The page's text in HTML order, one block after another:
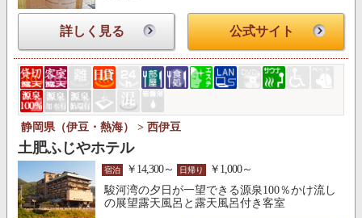
詳しく見る 公式サイト
静岡県（伊豆・熱海） > 西伊豆
土肥ふじやホテル
宿泊 ￥14,300～ 日帰り
￥1,000～
駿河湾の夕日が一望できる源泉100％かけ流し
の展望露天風呂と露天風呂付き客室